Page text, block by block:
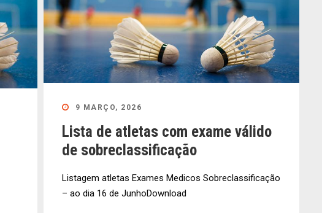
9 MARÇO, 2026
Lista de atletas com exame válido
de sobreclassificação
Listagem atletas Exames Medicos Sobreclassificação
– ao dia 16 de JunhoDownload